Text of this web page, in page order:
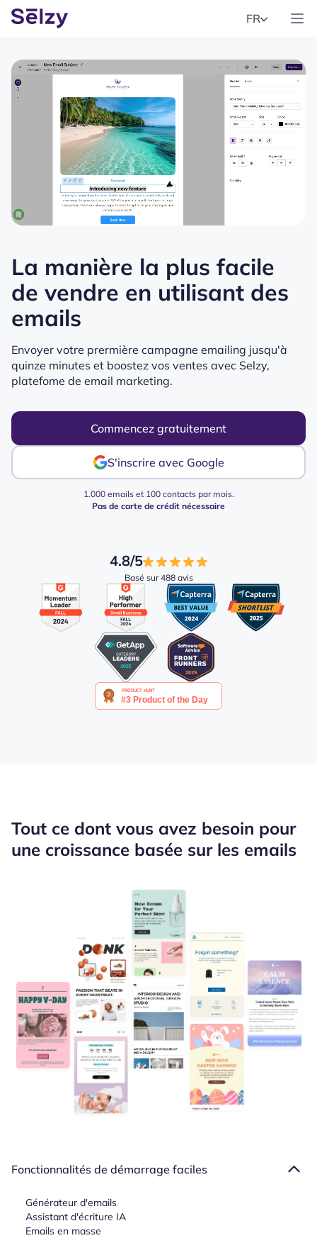
FR
La manière la plus facile
de vendre en utilisant des
emails
Envoyer votre prermière campagne emailing jusqu'à
quinze minutes et boostez vos ventes avec Selzy,
platefome de email marketing.
Commencez gratuitement
S'inscrire avec Google
1.000 emails et 100 contacts par mois.
Pas de carte de crédit nécessaire
4.8/5
Basé sur 488 avis
Tout ce dont vous avez besoin pour
une croissance basée sur les emails
Fonctionnalités de démarrage faciles
Générateur d'emails
Assistant d'écriture IA
Emails en masse